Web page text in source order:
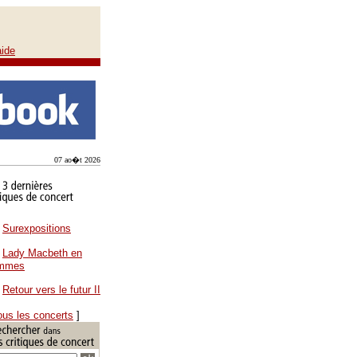
07 ao�t 2026
Surexpositions
Lady Macbeth en
Retour vers le futur II
les concerts ]